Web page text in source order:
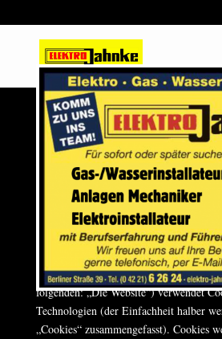
Diese Cookie-Richtlinie wurde zuletzt
aktualisiert und gilt für Bürger und
Wohnsitz im Europäischen
1. Einführung
Unsere Website,https://elektro-jahnke-
folgenden: „Die Website“) verwendet
Technologien (der Einfachheit halber
„Cookies“ zusammengefasst). Cookies